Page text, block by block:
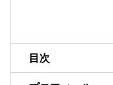
目次